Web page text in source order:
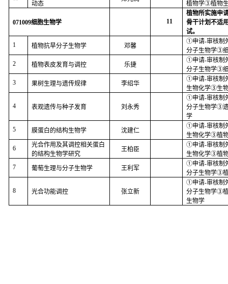
动态
植物学③植物
071009细胞生物学 11
植物所实施申
骨干计划不适
试。
1
植物抗旱分子生物学 邓馨
①申请-审核制
分子生物学③
2
植物表皮发育与调控 乐捷
①申请-审核制
分子生物学③
3
果树生理与遗传规律 李绍华
①申请-审核制
生物化学③生
4 表观遗传与种子发育 刘永秀
①申请-审核制
分子生物学③
学
5
膜蛋白的结构生物学 沈建仁
①申请-审核制
生物化学③植
6
光合作用及其调控相关蛋白
的结构生物学研究
王柏臣
①申请-审核制
生物化学③植
7
葡萄生理与分子生物学 王利军
①申请-审核制
分子生物学③
8 光合功能调控 张立新
①申请-审核制
分子生物学③
生物学